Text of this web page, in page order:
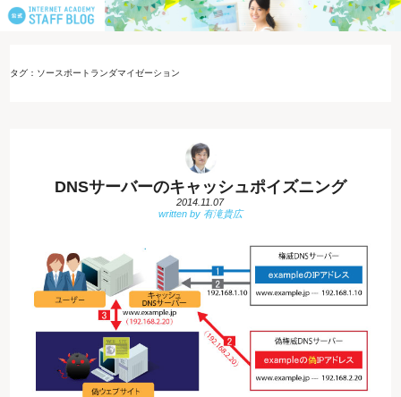
タグ：ソースポートランダマイゼーション
DNSサーバーのキャッシュポイズニング
2014.11.07